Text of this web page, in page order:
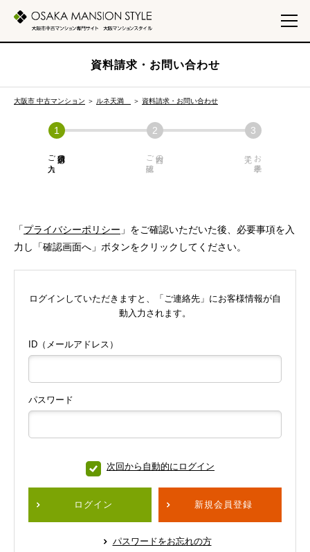
資料請求・お問い合わせ
大阪市 中古マンション ＞ ルネ天満 ＞ 資料請求・お問い合わせ
必須項目の
ご入力 内容の
ご確認 お手続き
「プライバシーポリシー 」をご確認いただいた後、必要事項を入
力し「確認画面へ」ボタンをクリックしてください。
ログインしていただきますと、「ご連絡先」にお客様情報が自
動入力されます。
ID（メールアドレス）
パスワード
次回から自動的にログイン
ログイン 新規会員登録
パスワードをお忘れの方